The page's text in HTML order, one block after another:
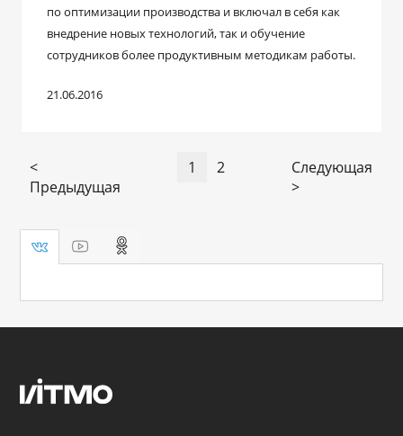
по оптимизации производства и включал в себя как
внедрение новых технологий, так и обучение
сотрудников более продуктивным методикам работы.
21.06.2016
<
Предыдущая
1 2
Следующая
>